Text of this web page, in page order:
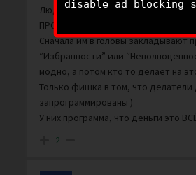
disable ad blocking
Люди не могут понять, что по
ПРОГРАММИРУЕМОЕ
Сначала им в головы закладывают
“Избранности” или
модно, а потом кто то делает на
Только фишка в том, что делатели
запрограммированы )
У них программа, что деньги это
2